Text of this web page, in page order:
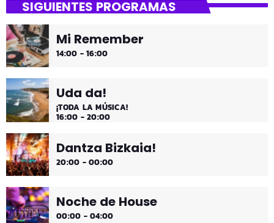
¡Es fin de semana!
¡Música y más música los fines de semana!
SIGUIENTES PROGRAMAS
Mi Remember
14:00 - 16:00
Uda da!
¡TODA LA MÚSICA!
16:00 - 20:00
Dantza Bizkaia!
20:00 - 00:00
Noche de House
00:00 - 04:00